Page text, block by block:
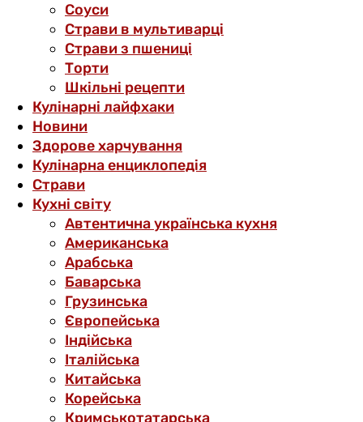
Соуси
Страви в мультиварці
Страви з пшениці
Торти
Шкільні рецепти
Кулінарні лайфхаки
Новини
Здорове харчування
Кулінарна енциклопедія
Страви
Кухні світу
Автентична українська кухня
Американська
Арабська
Баварська
Грузинська
Європейська
Індійська
Італійська
Китайська
Корейська
Кримськотатарська